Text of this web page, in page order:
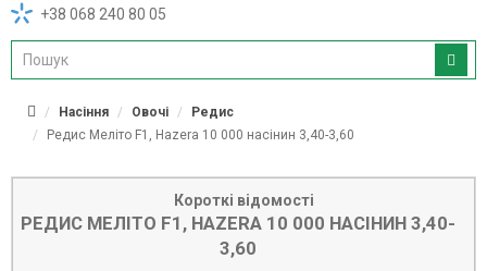
+38 068 240 80 05
Насіння Овочі
Редис
Редис Меліто F1, Hazera 10 000 насінин 3,40-3,60
Короткі відомості
РЕДИС МЕЛІТО F1, HAZERA 10 000 НАСІНИН 3,40-
3,60